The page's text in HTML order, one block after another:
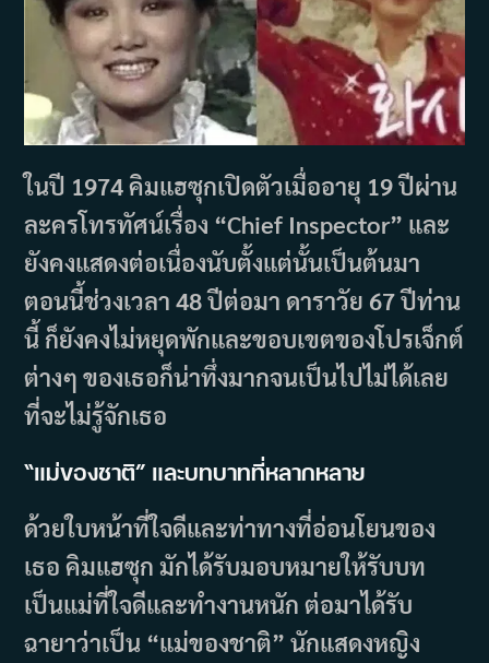
ในปี 1974 คิมแฮซุกเปิดตัวเมื่ออายุ 19 ปีผ่าน
ละครโทรทัศน์เรื่อง “Chief Inspector” และ
ยังคงแสดงต่อเนื่องนับตั้งแต่นั้นเป็นต้นมา
ตอนนี้ช่วงเวลา 48 ปีต่อมา ดาราวัย 67 ปีท่าน
นี้ ก็ยังคงไม่หยุดพักและขอบเขตของโปรเจ็กต์
ต่างๆ ของเธอก็น่าทึ่งมากจนเป็นไปไม่ได้เลย
ที่จะไม่รู้จักเธอ
“แม่ของชาติ” และบทบาทที่หลากหลาย
ด้วยใบหน้าที่ใจดีและท่าทางที่อ่อนโยนของ
เธอ คิมแฮซุก มักได้รับมอบหมายให้รับบท
เป็นแม่ที่ใจดีและทำงานหนัก ต่อมาได้รับ
ฉายาว่าเป็น “แม่ของชาติ” นักแสดงหญิง